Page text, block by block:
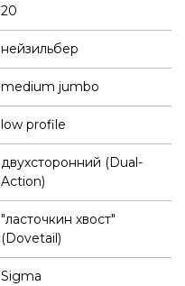
20
нейзильбер
medium jumbo
low profile
двухсторонний (Dual-
Action)
"ласточкин хвост"
(Dovetail)
Sigma